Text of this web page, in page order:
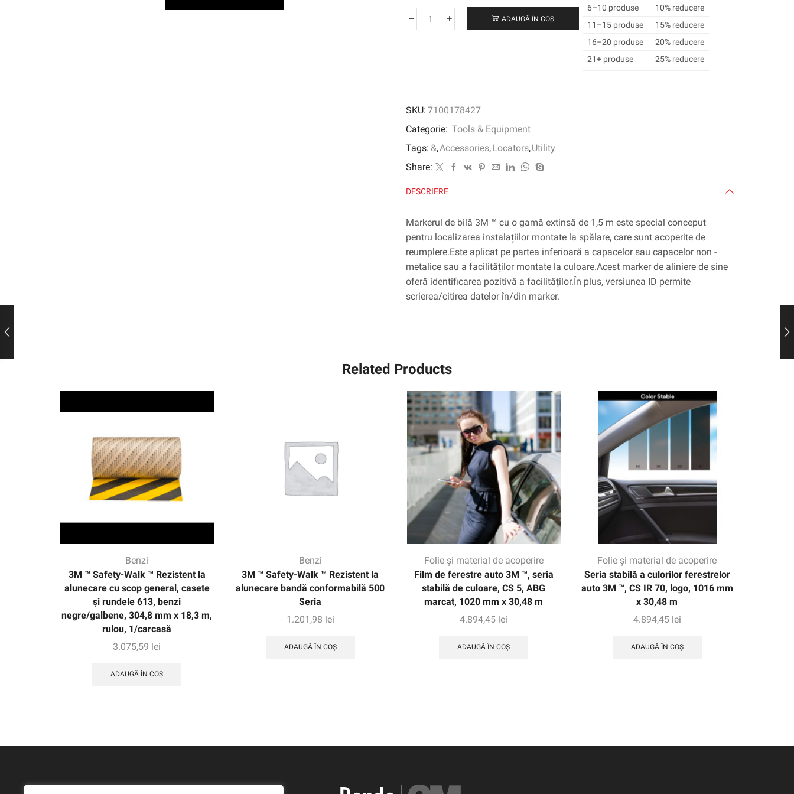
Cantitate
XR
/
telefon,
portocaliu,
30
fiecare
/
caz
ADAUGĂ ÎN COȘ
6–10 produse
10% reducere
11–15 produse
15% reducere
16–20 produse
20% reducere
21+ produse
25% reducere
SKU: 7100178427
Categorie: Tools & Equipment
Tags: &,Accessories,Locators,Utility
Share:
DESCRIERE
Markerul de bilă 3M ™ cu o gamă extinsă de 1,5 m este special conceput
pentru localizarea instalațiilor montate la spălare, care sunt acoperite de
reumplere.Este aplicat pe partea inferioară a capacelor sau capacelor non -
metalice sau a facilităților montate la culoare.Acest marker de aliniere de sine
oferă identificarea pozitivă a facilităților.În plus, versiunea ID permite
scrierea/citirea datelor în/din marker.
Related Products
Benzi
3M ™ Safety-Walk ™ Rezistent la
alunecare cu scop general, casete
și rundele 613, benzi
negre/galbene, 304,8 mm x 18,3 m,
rulou, 1/carcasă
3.075,59 lei
ADAUGĂ ÎN COȘ
Benzi
3M ™ Safety-Walk ™ Rezistent la
alunecare bandă conformabilă 500
Seria
1.201,98 lei
ADAUGĂ ÎN COȘ
Folie și material de acoperire
Film de ferestre auto 3M ™, seria
stabilă de culoare, CS 5, ABG
marcat, 1020 mm x 30,48 m
4.894,45 lei
ADAUGĂ ÎN COȘ
Folie și material de acoperire
Seria stabilă a culorilor ferestrelor
auto 3M ™, CS IR 70, logo, 1016 mm
x 30,48 m
4.894,45 lei
ADAUGĂ ÎN COȘ